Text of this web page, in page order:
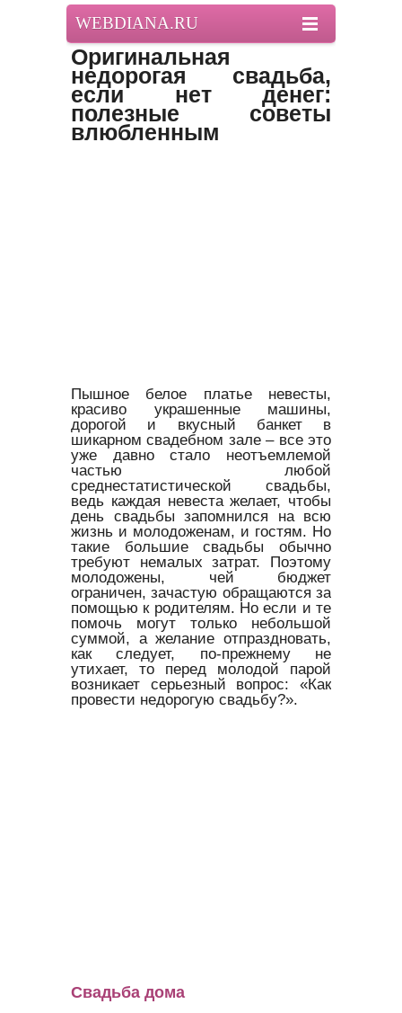
WEBDIANA.RU
Оригинальная
недорогая свадьба,
если нет денег:
полезные советы
влюбленным
Пышное белое платье невесты,
красиво украшенные машины,
дорогой и вкусный банкет в
шикарном свадебном зале – все это
уже давно стало неотъемлемой
частью любой
среднестатистической свадьбы,
ведь каждая невеста желает, чтобы
день свадьбы запомнился на всю
жизнь и молодоженам, и гостям. Но
такие большие свадьбы обычно
требуют немалых затрат. Поэтому
молодожены, чей бюджет
ограничен, зачастую обращаются за
помощью к родителям. Но если и те
помочь могут только небольшой
суммой, а желание отпраздновать,
как следует, по-прежнему не
утихает, то перед молодой парой
возникает серьезный вопрос: «Как
провести недорогую свадьбу?».
Свадьба дома